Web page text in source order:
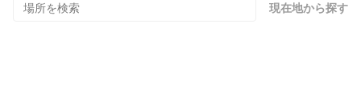
現在地から探す